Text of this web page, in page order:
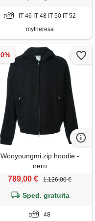
IT 46 IT 48 IT 50 IT 52
mytheresa
Wooyoungmi zip hoodie -
nero
789,00 € 1.126,00 €
Sped. gratuita
48